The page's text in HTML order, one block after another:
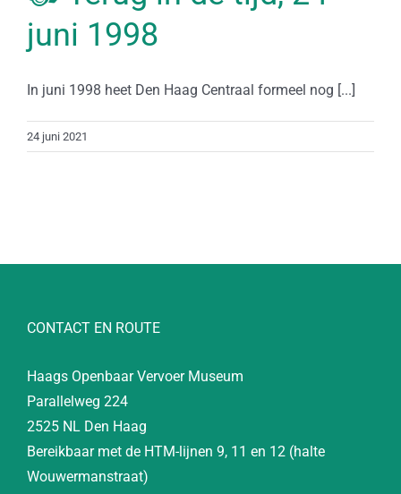
juni 1998
In juni 1998 heet Den Haag Centraal formeel nog [...]
24 juni 2021
CONTACT EN ROUTE
Haags Openbaar Vervoer Museum
Parallelweg 224
2525 NL Den Haag
Bereikbaar met de HTM-lijnen 9, 11 en 12 (halte
Wouwermanstraat)